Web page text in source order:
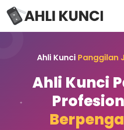
Ahli Kunci Panggilan
Ahli Kunci